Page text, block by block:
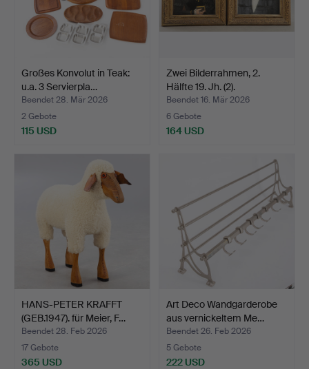
Großes Konvolut in Teak:
u.a. 3 Servierpla…
Beendet 28. Mär 2026
2 Gebote
115 USD
Zwei Bilderrahmen, 2.
Hälfte 19. Jh. (2).
Beendet 16. Mär 2026
6 Gebote
164 USD
HANS-PETER KRAFFT
(GEB.1947). für Meier, F…
Beendet 28. Feb 2026
17 Gebote
365 USD
Art Deco Wandgarderobe
aus vernickeltem Me…
Beendet 26. Feb 2026
5 Gebote
222 USD